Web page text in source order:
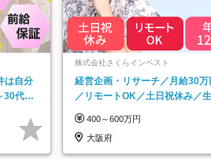
は自分
30代活
株式会社さくらインベスト
経営企画・リサーチ／月給30万
／リモートOK／土日祝休み／
400～600万円
大阪府